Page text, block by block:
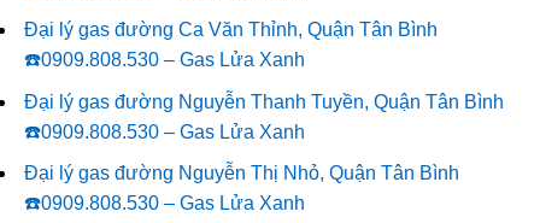
Đại lý gas đường Ca Văn Thỉnh, Quận Tân Bình
☎️0909.808.530 – Gas Lửa Xanh
Đại lý gas đường Nguyễn Thanh Tuyền, Quận Tân Bình
☎️0909.808.530 – Gas Lửa Xanh
Đại lý gas đường Nguyễn Thị Nhỏ, Quận Tân Bình
☎️0909.808.530 – Gas Lửa Xanh